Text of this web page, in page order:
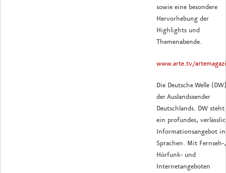
sowie eine besondere
Hervorhebung der
Highlights und
Themenabende.
www.arte.tv/
Die Deutsche Welle
der Auslandssender
Deutschlands. DW
ein profundes,
Informationsangebot
Sprachen. Mit Fernseh-,
Hörfunk- und
Internetangeboten